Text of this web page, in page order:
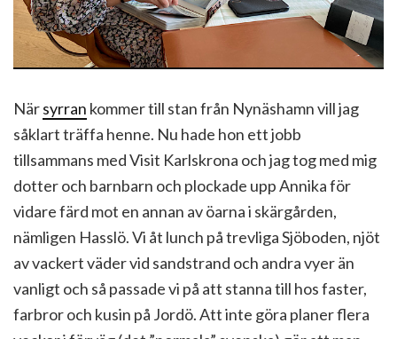
Närsyrran kommer till stan från Nynäshamn vill jag
såklart träffa henne. Nu hade hon ett jobb
tillsammans med Visit Karlskrona och jag tog med mig
dotter och barnbarn och plockade upp Annika för
vidare färd mot en annan av öarna i skärgården,
nämligen Hasslö. Vi åt lunch på trevliga Sjöboden, njöt
av vackert väder vid sandstrand och andra vyer än
vanligt och så passade vi på att stanna till hos faster,
farbror och kusin på Jordö. Att inte göra planer flera